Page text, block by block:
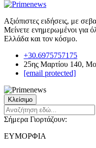
Αξιόπιστες ειδήσεις, με
Μείνετε ενημερωμένοι για
Ελλάδα και τον κόσμο.
+30.6975757175
25ης Μαρτίου 140,
[email protected]
Κλείσιμο
Σήμερα Γιορτάζουν:
ΕΥΜΟΡΦΙΑ